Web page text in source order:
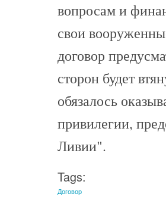
вопросам и
свои
договор
сторон будет
обязалось
привилегии,
Ливии".
Tags:
Договор